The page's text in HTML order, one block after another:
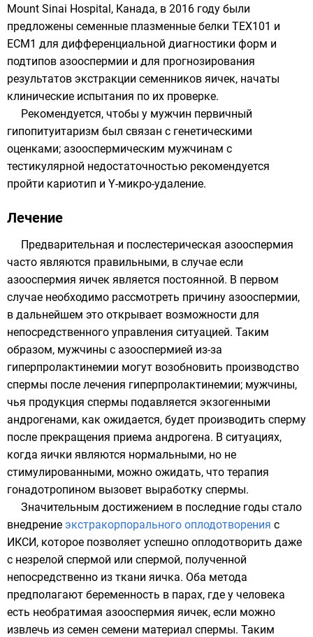
Mount Sinai Hospital, Канада, в 2016 году были
предложены семенные плазменные белки TEX101 и
ECM1 для дифференциальной диагностики форм и
подтипов азооспермии и для прогнозирования
результатов экстракции семенников яичек, начаты
клинические испытания по их проверке.
Рекомендуется, чтобы у мужчин первичный
гипопитуитаризм был связан с генетическими
оценками; азооспермическим мужчинам с
тестикулярной недостаточностью рекомендуется
пройти кариотип и Y-микро-удаление.
Лечение
Предварительная и послестерическая азооспермия
часто являются правильными, в случае если
азооспермия яичек является постоянной. В первом
случае необходимо рассмотреть причину азооспермии,
в дальнейшем это открывает возможности для
непосредственного управления ситуацией. Таким
образом, мужчины с азооспермией из-за
гиперпролактинемии могут возобновить производство
спермы после лечения гиперпролактинемии; мужчины,
чья продукция спермы подавляется экзогенными
андрогенами, как ожидается, будет производить сперму
после прекращения приема андрогена. В ситуациях,
когда яички являются нормальными, но не
стимулированными, можно ожидать, что терапия
гонадотропином вызовет выработку спермы.
Значительным достижением в последние годы стало
внедрение экстракорпорального оплодотворения с
ИКСИ, которое позволяет успешно оплодотворить даже
с незрелой спермой или спермой, полученной
непосредственно из ткани яичка. Оба метода
предполагают беременность в парах, где у человека
есть необратимая азооспермия яичек, если можно
извлечь из семен семени материал спермы. Таким